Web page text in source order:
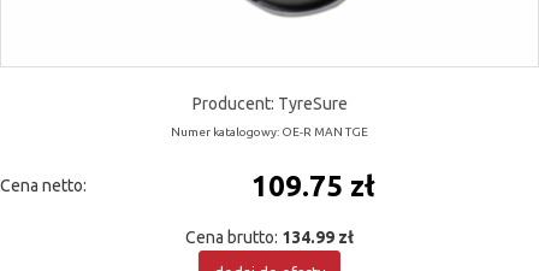
Producent: TyreSure
Numer katalogowy: OE-R MAN TGE
Cena netto: 109.75 zł
Cena brutto: 134.99 zł